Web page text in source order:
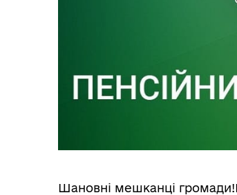
Шановні мешканці